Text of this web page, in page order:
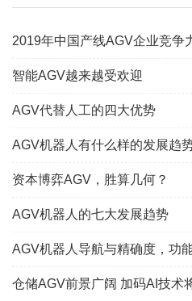
2019年中国产线AGV企业竞争
智能AGV越来越受欢迎
AGV代替人工的四大优势
AGV机器人有什么样的发展趋
资本博弈AGV，胜算几何？
AGV机器人的七大发展趋势
AGV机器人导航与精确度，功能
仓储AGV前景广阔 加码AI技术